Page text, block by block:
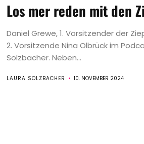
Los mer reden mit den
Daniel Grewe, 1. Vorsitzender der
2. Vorsitzende Nina Olbrück im
Solzbacher. Neben...
LAURA SOLZBACHER 10. NOVEMBER 2024